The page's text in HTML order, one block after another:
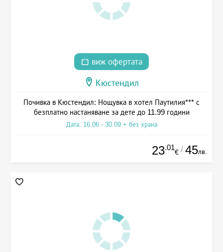
виж офертата
Кюстендил
Почивка в Кюстендил: Нощувка в хотел Паутилия*** с
безплатно настаняване за дете до 11.99 години
Дата: 16.06 - 30.09 + без храна
23.01
€ / 45лв.